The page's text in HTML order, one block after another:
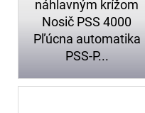
náhlavným krížom
Nosič PSS 4000
Pľúcna automatika
PSS-P...